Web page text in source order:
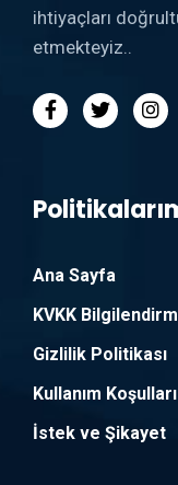
ihtiyaçları
etmekteyiz..
Ana Sayfa
KVKK
Gizlilik Politikası
Kullanım Koşulları
İstek ve Şikayet